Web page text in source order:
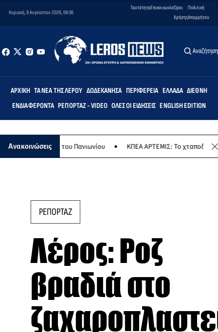
Κυριακή, 9 Αυγούστου 2026, 08:56
ΤαυτότηταΕπικοινωνίαΌροι
Χρήσης
Πολιτική
Απορρήτου
Αναζήτηση
ΑΡΧΙΚΉ ΤΑ ΝΈΑ ΤΗΣ ΛΈΡΟΥ ΔΩΔΕΚΆΝΗΣΑ ΠΕΡΙΦΈΡΕΙΑ ΕΛΛΆΔΑ ΔΙΕΘΝΉ
ΕΝΔΙΑΦΈΡΟΝΤΑ ΡΕΠΟΡΤΆΖ - VIDEO ΌΛΕΣ ΟΙ ΕΙΔΉΣΕΙΣ ENGLISH EDITION
Ανακοινώσεις
Πανιωνίου ΚΠΕΑ ΑΡΤΕΜΙΣ: Το χταποδοπίλαφο της Παναγίας -
ΡΕΠΟΡΤΑΖ
Λέρος: Ροζ
βραδιά στο